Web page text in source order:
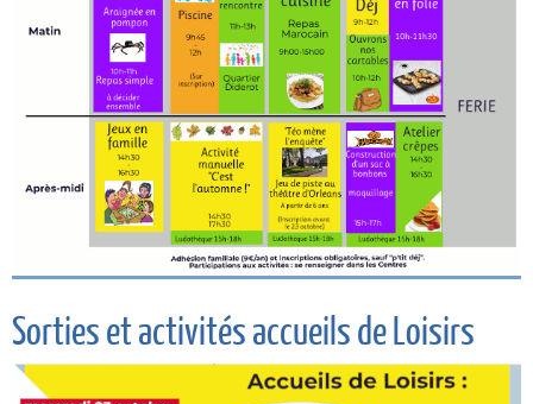
Sorties et activités accueils de Loisirs